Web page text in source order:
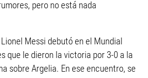
pero no está nada
Messi debutó en el Mundial
que le dieron la victoria por 3-0 a la
sobre Argelia. En ese encuentro, se